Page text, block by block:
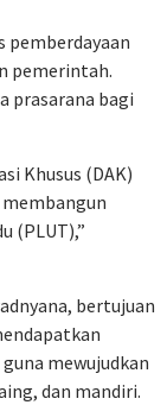
pemberdayaan
pemerintah.
prasarana bagi
Khusus (DAK)
(PLUT),”
bertujuan
mewujudkan
dan mandiri.